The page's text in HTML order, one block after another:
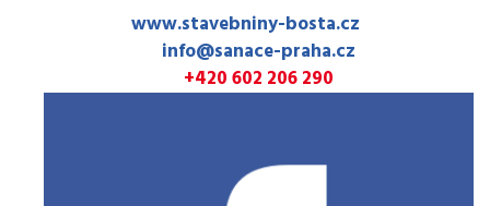
www.stavebniny-bosta.cz
info@sanace-praha.cz
+420 602 206 290